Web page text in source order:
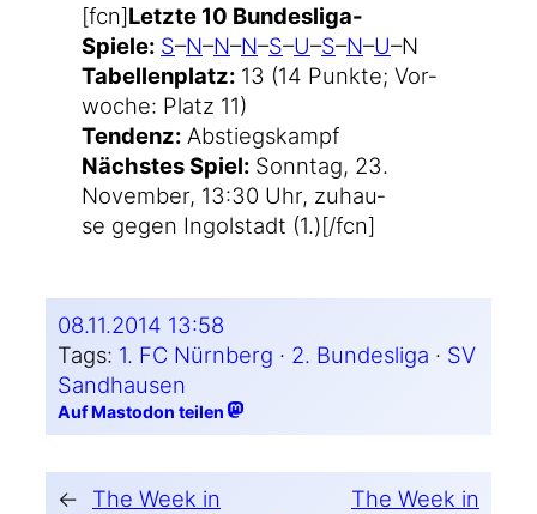
[fcn]Letz­te 10 Bundesliga-
Spiele: S–N–N–N–S–U–S–N–U–N
Tabel­len­platz: 13 (14 Punk­te; Vor­
wo­che: Platz 11)
Ten­denz: Abstiegskampf
Nächs­tes Spiel: Sonn­tag, 23.
Novem­ber, 13:30 Uhr, zuhau­
se gegen Ingol­stadt (1.)[/fcn]
08.11.2014 13:58
Tags: 1. FC Nürnberg · 2. Bundesliga · SV
Sandhausen
Auf Mastodon teilen
←
The Week in
The Week in